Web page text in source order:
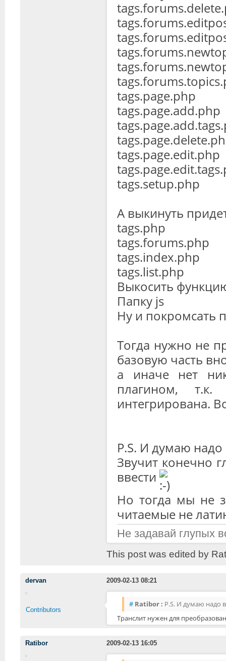
tags.page.php
tags.page.add.php
tags.page.edit.php
tags.setup.php
А выкинуть
tags.php
tags.forums.php
tags.index.php
tags.list.php
Выкосить
Папку js
Ну и покромсать
Тогда нужно не
базовую часть
а иначе нет
плагином,
интегрирована.
P.S. И думаю надо
Звучит конечно
ввести
Но тогда мы не
читаемые не
Не задавай глупых
This post was edited by
dervan 2009-02-13 08:21
Contributors
# Ratibor : P.S. И думаю надо
Транслит нужен для
Ratibor 2009-02-13 16:05